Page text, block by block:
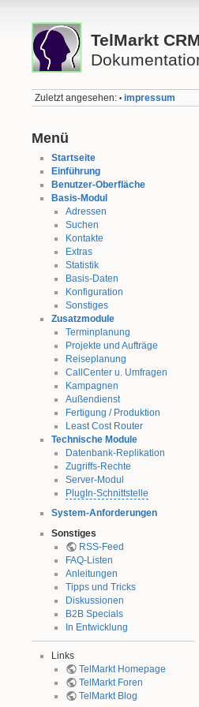
TelMarkt CRM
Zuletzt angesehen: • impressum
Menü
Startseite
Einführung
Benutzer-Oberfläche
Basis-Modul
Adressen
Suchen
Kontakte
Extras
Statistik
Basis-Daten
Konfiguration
Sonstiges
Zusatzmodule
Terminplanung
Projekte und Aufträge
Reiseplanung
CallCenter u. Umfragen
Kampagnen
Außendienst
Fertigung / Produktion
Least Cost Router
Technische Module
Datenbank-Replikation
Zugriffs-Rechte
Server-Modul
PlugIn-Schnittstelle
System-Anforderungen
Sonstiges
RSS-Feed
FAQ-Listen
Anleitungen
Tipps und Tricks
Diskussionen
B2B Specials
In Entwicklung
Links
TelMarkt Homepage
TelMarkt Foren
TelMarkt Blog